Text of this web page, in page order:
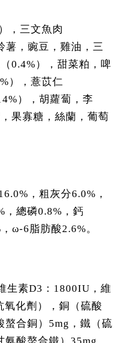
，三文魚肉
薯，豌豆，雞油，三
0.4%），甜菜粕，啤
），薏苡仁
），胡蘿蔔，李
果寡糖，絲蘭，葡萄
，粗灰分6.0%，
，總磷0.8%，鈣
ω-6脂肪酸2.6%。
生素D3：1800IU，維
化劑），銅（硫酸
螯合銅）5mg，鐵（硫
酸螯合鐵）35mg，